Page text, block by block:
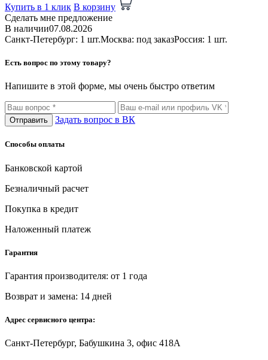
Купить в 1 клик В корзину
Сделать мне предложение
В наличии07.08.2026
Санкт-Петербург: 1 шт.Москва: под заказРоссия: 1 шт.
Есть вопрос по этому товару?
Напишите в этой форме, мы очень быстро ответим
Отправить Задать вопрос в ВК
Способы оплаты
Банковской картой
Безналичный расчет
Покупка в кредит
Наложенный платеж
Гарантия
Гарантия производителя: от 1 года
Возврат и замена: 14 дней
Адрес сервисного центра:
Санкт-Петербург, Бабушкина 3, офис 418А